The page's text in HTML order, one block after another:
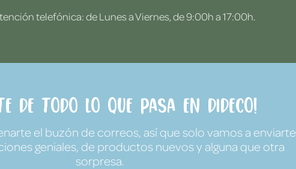
telefónica: de Lunes a Viernes, de 9:00h a 17:00h.
de todo lo que pasa en Dideco!
el buzón de correos, así que solo vamos a enviarte
geniales, de productos nuevos y alguna que otra
sorpresa.